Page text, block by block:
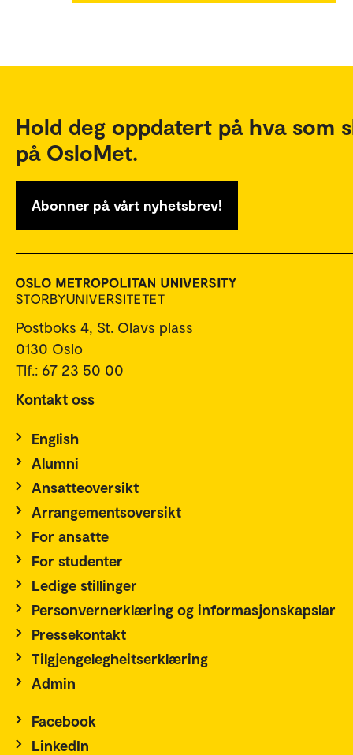
Hold deg oppdatert på hva som
på OsloMet.
Abonner på vårt nyhetsbrev!
Postboks 4, St. Olavs plass
0130 Oslo
Tlf.: 67 23 50 00
Kontakt oss
English
Alumni
Ansatteoversikt
Arrangementsoversikt
For ansatte
For studenter
Ledige stillinger
Personvernerklæring og informasjonskapslar
Pressekontakt
Tilgjengelegheitserklæring
Admin
Facebook
LinkedIn